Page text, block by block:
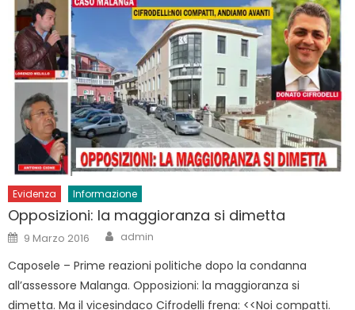
Evidenza Informazione
Opposizioni: la maggioranza si dimetta
Posted
on
9 Marzo 2016 Author
admin
Caposele – Prime reazioni politiche dopo la condanna
all’assessore Malanga. Opposizioni: la maggioranza si
dimetta. Ma il vicesindaco Cifrodelli frena: <<Noi compatti.